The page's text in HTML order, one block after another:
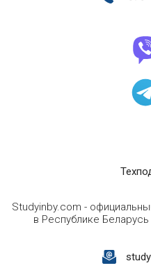
Studyinby.com -
в Республике